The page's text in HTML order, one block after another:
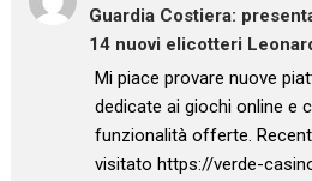
Guardia Costiera:
14 nuovi elicotteri
: “
Mi piace provare nuove
dedicate ai giochi online e
funzionalità offerte.
visitato https://verde-